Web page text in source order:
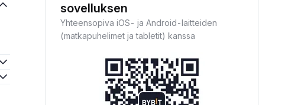
sovelluksen
Yhteensopiva iOS- ja Android-laitteiden
(matkapuhelimet ja tabletit) kanssa